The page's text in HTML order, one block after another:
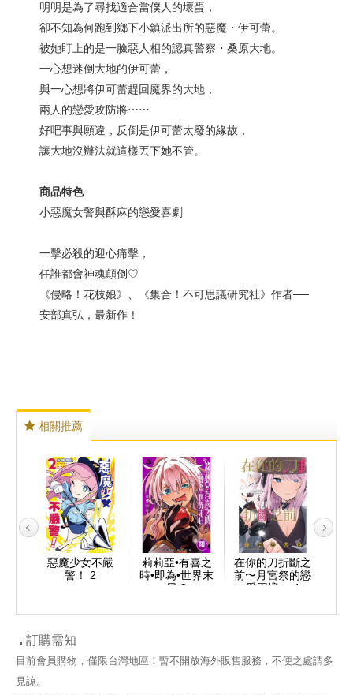
明明是為了尋找適合當僕人的壞蛋，
卻不知為何跑到鄉下小鎮派出所的惡魔・伊可蕾。
被她盯上的是一臉惡人相的認真警察・桑原大地。
一心想迷倒大地的伊可蕾，
與一心想將伊可蕾趕回魔界的大地，
兩人的戀愛攻防將⋯⋯
好吧事與願違，反倒是伊可蕾太廢的緣故，
讓大地沒辦法就這樣丟下她不管。
商品特色
小惡魔女警與酥麻的戀愛喜劇
一擊必殺的迎心痛擊，
任誰都會神魂顛倒♡
《侵略！花枝娘》、《集合！不可思議研究社》作者──
安部真弘，最新作！
相關推薦
惡魔少女不嚴
警！ 2
莉莉亞•有喜之
時•即為•世界末
日 3
在你的刀折斷之
前〜月宮祭的戀
愛困境〜 4
訂購需知
目前會員購物，僅限台灣地區！暫不開放海外販售服務，不便之處請多
見諒。